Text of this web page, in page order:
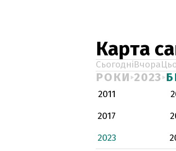
Карта
СьогодніВчора
РОКИ 2023
2011
2017
2023